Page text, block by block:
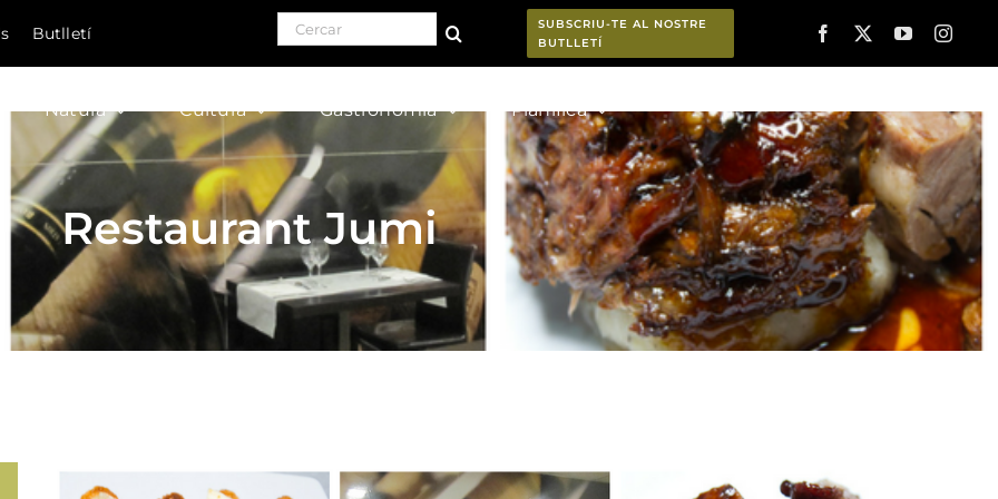
Butlletí Search for:
SUBSCRIU-TE AL NOSTRE
BUTLLETÍ
Natura Cultura Gastronomia Planifica
Restaurant Jumi